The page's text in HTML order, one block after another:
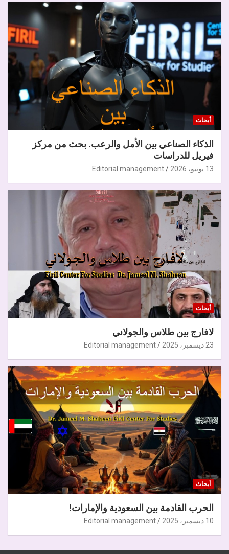
أبحاث
الذكاء الصناعي بين الأمل والرعب. بحث من مركز
فيريل للدراسات
13 يونيو، 2026 Editorial management
أبحاث
لافارج بين طلاس والجولاني
23 ديسمبر، 2025 Editorial management
أبحاث
الحرب القادمة بين السعودية والإمارات!
10 ديسمبر، 2025 Editorial management